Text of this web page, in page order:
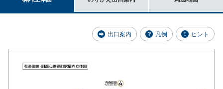
出口案内 凡例 ヒント